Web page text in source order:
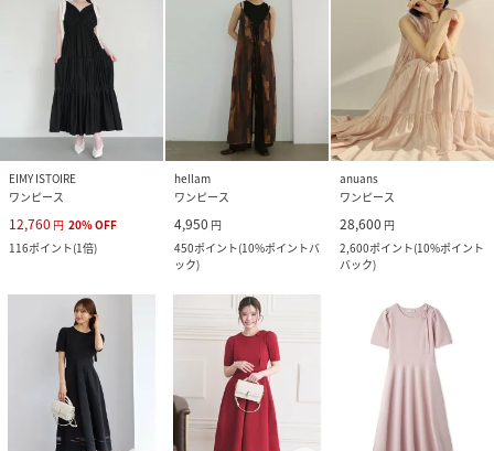
EIMY ISTOIRE
ワンピース
12,760 円 20%OFF
116ポイント(1倍)
hellam
ワンピース
4,950 円
450ポイント(10%ポイントバ
ック)
anuans
ワンピース
28,600 円
2,600ポイント(10%ポイント
バック)